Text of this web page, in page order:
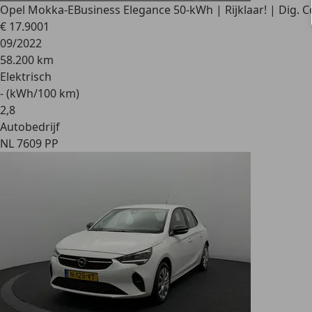
Opel Mokka-EBusiness Elegance 50-kWh | Rijklaar! | Dig.
€ 17.9001
09/2022
58.200 km
Elektrisch
- (kWh/100 km)
2,8
Autobedrijf
NL 7609 PP